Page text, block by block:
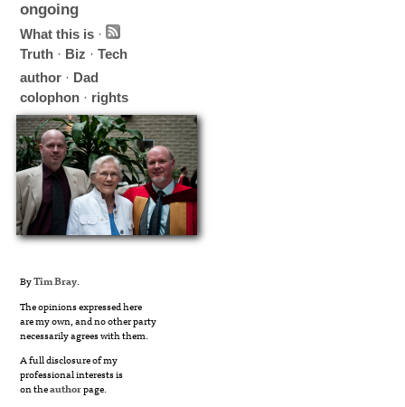
ongoing
What this is ·
Truth · Biz ·Tech
author · Dad
colophon · rights
ByTim Bray.
The opinions expressed here
are my own, and no other party
necessarily agrees with them.
A full disclosure of my
professional interests is
on theauthorpage.